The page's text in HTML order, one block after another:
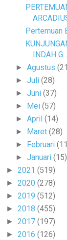
Pertemuan
INDAH G...
►Agustus
►Juli(28)
►Juni(37)
► Mei(57)
►April(14)
► Maret(28)
► Februari
►Januari(15)
► 2021 (519)
► 2020 (278)
► 2019 (512)
► 2018 (455)
► 2017 (197)
► 2016 (126)